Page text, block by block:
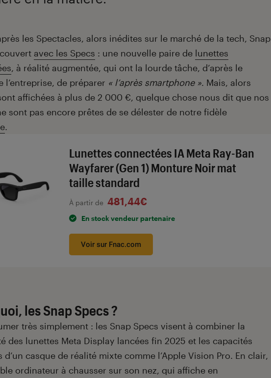
les Spectacles, alors inédites sur le marché de la tech, Snap
avec les Specs : une nouvelle paire de lunettes
, à réalité augmentée, qui ont la lourde tâche, d’après le
l’entreprise, de préparer « l’après smartphone ». Mais, alors
affichées à plus de 2 000 €, quelque chose nous dit que nos
sont pas encore prêtes de se délester de notre fidèle
.
Lunettes connectées IA Meta Ray-Ban
Wayfarer (Gen 1) Monture Noir mat
taille standard
À partir de 481,44€
En stock vendeur partenaire
Voir sur Fnac.com
les Snap Specs ?
très simplement : les Snap Specs visent à combiner la
des lunettes Meta Display lancées fin 2025 et les capacités
d’un casque de réalité mixte comme l’Apple Vision Pro. En clair,
ordinateur à chausser sur son nez, qui affiche en